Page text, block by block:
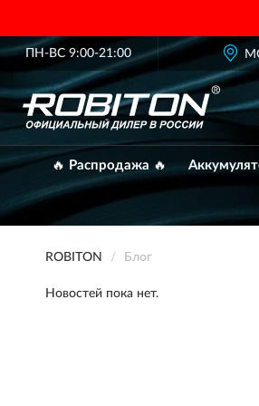
ПН-ВС 9:00-21:00
🔥 Распродажа 🔥
ROBITON Блог
Новостей пока нет.